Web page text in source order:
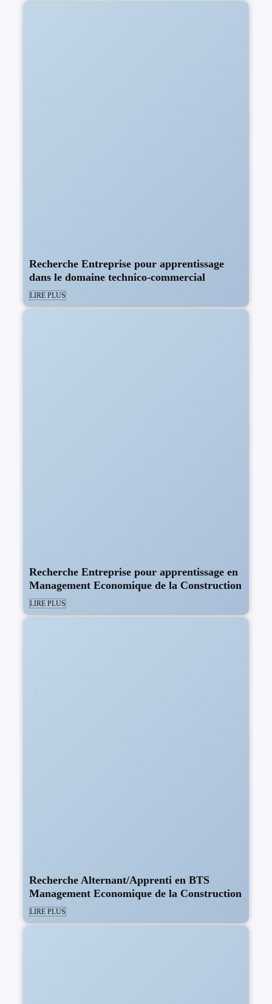
Recherche Entreprise pour apprentissage
dans le domaine technico-commercial
LIRE PLUS
Recherche Entreprise pour apprentissage en
Management Economique de la Construction
LIRE PLUS
Recherche Alternant/Apprenti en BTS
Management Economique de la Construction
LIRE PLUS